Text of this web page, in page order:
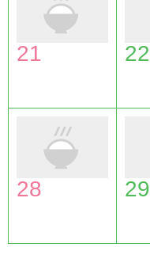
21 22
28 29